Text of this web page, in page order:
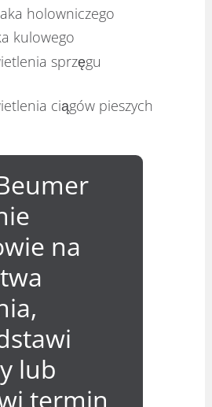
holowniczego
kulowego
sprzęgu
ciągów pieszych
na
lub
termin